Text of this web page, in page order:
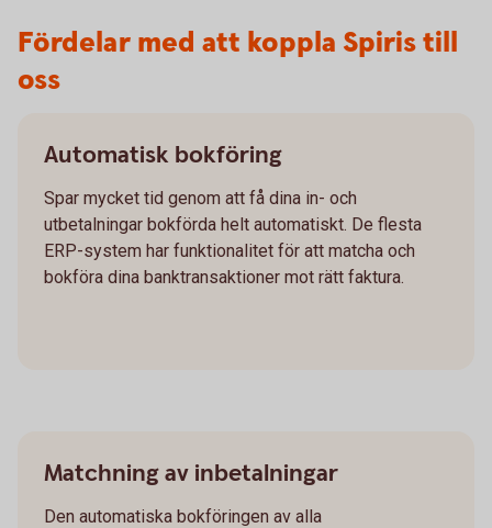
Fördelar med att koppla Spiris till
oss
Automatisk bokföring
Spar mycket tid genom att få dina in- och
utbetalningar bokförda helt automatiskt. De flesta
ERP-system har funktionalitet för att matcha och
bokföra dina banktransaktioner mot rätt faktura.
Matchning av inbetalningar
Den automatiska bokföringen av alla